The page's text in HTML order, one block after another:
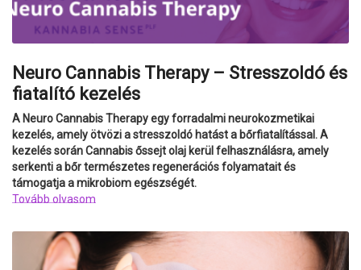
Neuro Cannabis Therapy – Stresszoldó és
fiatalító kezelés
A Neuro Cannabis Therapy egy forradalmi neurokozmetikai
kezelés, amely ötvözi a stresszoldó hatást a bőrfiatalítással. A
kezelés során Cannabis őssejt olaj kerül felhasználásra, amely
serkenti a bőr természetes regenerációs folyamatait és
támogatja a mikrobiom egészségét.
Tovább olvasom